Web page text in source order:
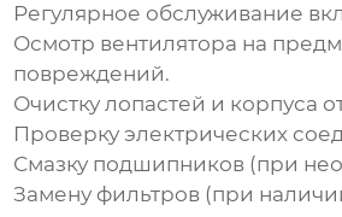
Регулярное обслуживание
Осмотр вентилятора на
повреждений.
Очистку лопастей и корпуса
Проверку электрических
Смазку подшипников (при
Замену фильтров (при